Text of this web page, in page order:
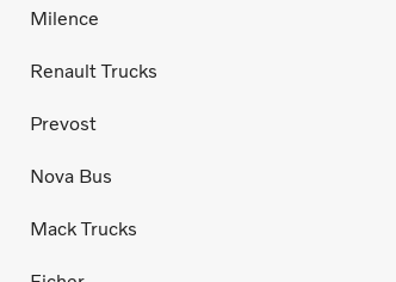
Milence
Renault Trucks
Prevost
Nova Bus
Mack Trucks